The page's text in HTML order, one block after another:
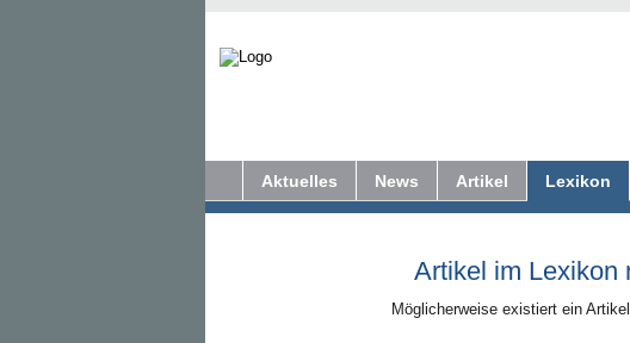
Aktuelles News Artikel Lexikon
Artikel im Lexikon
Möglicherweise existiert ein